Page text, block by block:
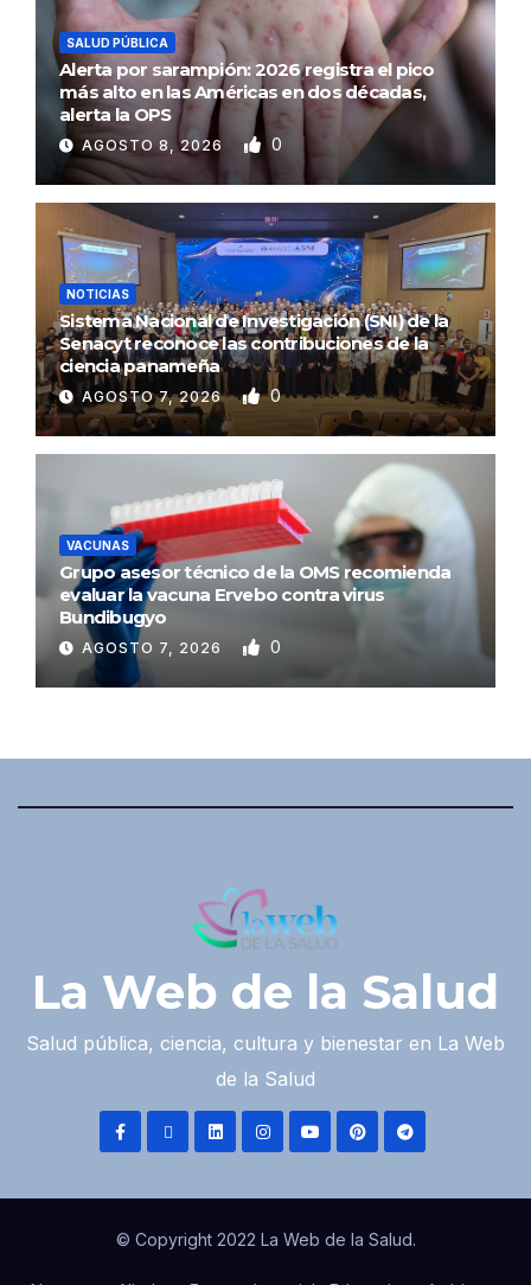
SALUD PÚBLICA
Alerta por sarampión: 2026 registra el pico
más alto en las Américas en dos décadas,
alerta la OPS
AGOSTO 8, 2026 0
NOTICIAS
Sistema Nacional de Investigación (SNI) de la
Senacyt reconoce las contribuciones de la
ciencia panameña
AGOSTO 7, 2026 0
VACUNAS
Grupo asesor técnico de la OMS recomienda
evaluar la vacuna Ervebo contra virus
Bundibugyo
AGOSTO 7, 2026 0
La Web de la Salud
Salud pública, ciencia, cultura y bienestar en La Web
de la Salud
© Copyright 2022 La Web de la Salud.